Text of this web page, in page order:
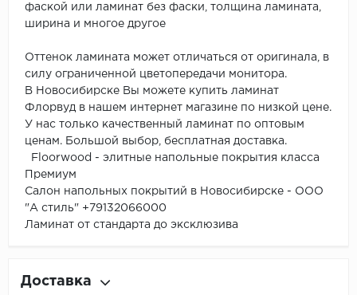
фаской или ламинат без фаски, толщина ламината,
ширина и многое другое
Оттенок ламината может отличаться от оригинала, в
силу ограниченной цветопередачи монитора.
В Новосибирске Вы можете купить ламинат
Флорвуд в нашем интернет магазине по низкой цене.
У нас только качественный ламинат по оптовым
ценам. Большой выбор, бесплатная доставка.
Floorwood - элитные напольные покрытия класса
Премиум
Салон напольных покрытий в Новосибирске - ООО
"А стиль" +79132066000
Ламинат от стандарта до эксклюзива
Доставка